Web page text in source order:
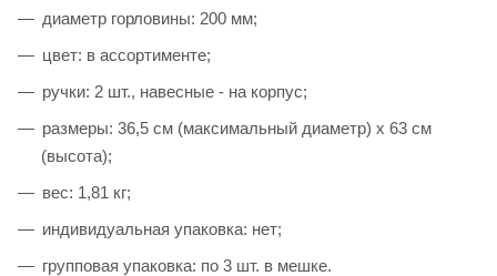
диаметр горловины: 200 мм;
цвет: в ассортименте;
ручки: 2 шт., навесные - на корпус;
размеры: 36,5 см (максимальный диаметр) х 63 см
(высота);
вес: 1,81 кг;
индивидуальная упаковка: нет;
групповая упаковка: по 3 шт. в мешке.